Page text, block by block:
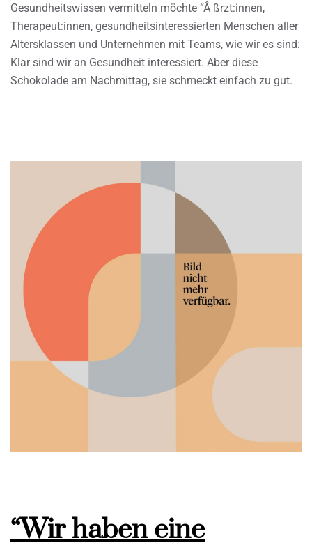
Gesundheitswissen vermitteln möchte “Â ßrzt:innen,
Therapeut:innen, gesundheitsinteressierten Menschen aller
Altersklassen und Unternehmen mit Teams, wie wir es sind:
Klar sind wir an Gesundheit interessiert. Aber diese
Schokolade am Nachmittag, sie schmeckt einfach zu gut.
“Wir haben eine